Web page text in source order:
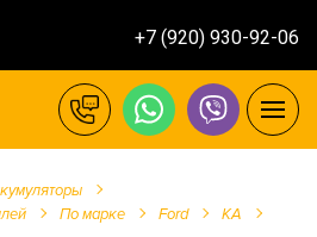
+7 (920) 930-92-06
По марке Ford
KA